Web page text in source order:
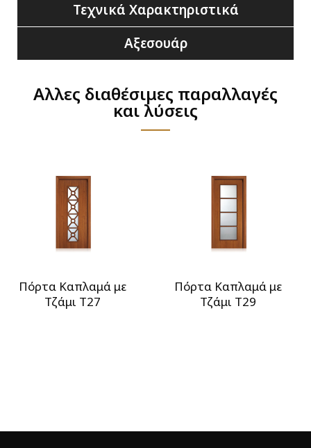
Τεχνικά Χαρακτηριστικά
Αξεσουάρ
Αλλες διαθέσιμες παραλλαγές
και λύσεις
Πόρτα Καπλαμά με
Τζάμι T27
Πόρτα Καπλαμά με
Τζάμι T29